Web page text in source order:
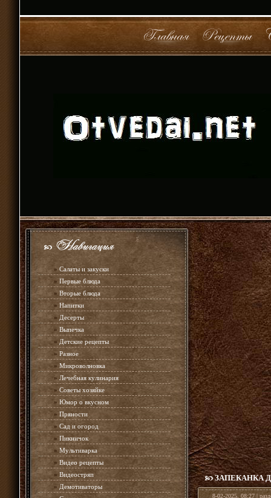
» Салаты и закуски
» Первые блюда
» Вторые блюда
» Напитки
»Десерты
» Выпечка
» Детские рецепты
» Разное
» Микроволновка
» Лечебная кулинария
» Советы хозяйке
» Юмор о вкусном
» Пряности
» Сад и огород
» Пикничок
» Мультиварка
» Видео рецепты
» Видеостряп
» Демотиваторы
ЗАПЕКАНКА
8-02-2025, 08:27 |